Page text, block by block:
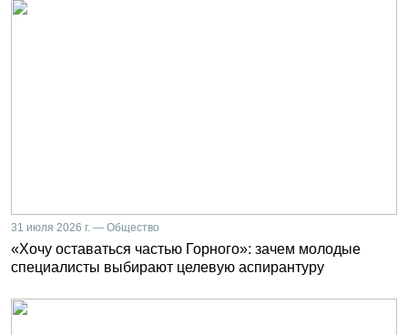
31 июля 2026 г. — Общество
«Хочу оставаться частью Горного»: зачем молодые
специалисты выбирают целевую аспирантуру